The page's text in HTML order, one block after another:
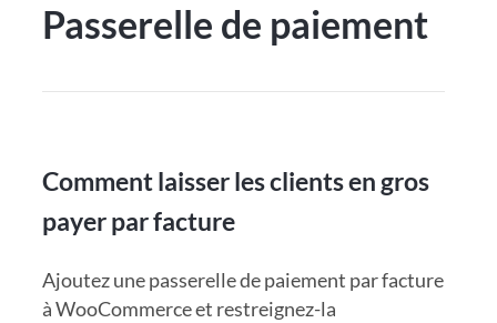
Passerelle de paiement
Comment laisser les clients en gros
payer par facture
Ajoutez une passerelle de paiement par facture
à WooCommerce et restreignez-la